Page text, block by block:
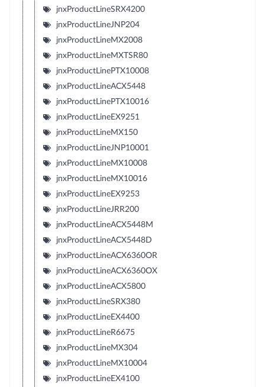
jnxProductLineSRX4200
jnxProductLineJNP204
jnxProductLineMX2008
jnxProductLineMXTSR80
jnxProductLinePTX10008
jnxProductLineACX5448
jnxProductLinePTX10016
jnxProductLineEX9251
jnxProductLineMX150
jnxProductLineJNP10001
jnxProductLineMX10008
jnxProductLineMX10016
jnxProductLineEX9253
jnxProductLineJRR200
jnxProductLineACX5448M
jnxProductLineACX5448D
jnxProductLineACX6360OR
jnxProductLineACX6360OX
jnxProductLineACX5800
jnxProductLineSRX380
jnxProductLineEX4400
jnxProductLineR6675
jnxProductLineMX304
jnxProductLineMX10004
jnxProductLineEX4100